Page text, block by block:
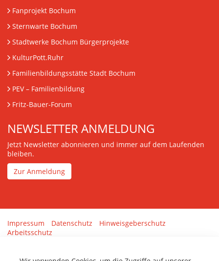
Fanprojekt Bochum
Sternwarte Bochum
Stadtwerke Bochum Bürgerprojekte
KulturPott.Ruhr
Familienbildungsstätte Stadt Bochum
PEV– Familienbildung
Fritz-Bauer-Forum
NEWSLETTER ANMELDUNG
Jetzt Newsletter abonnieren und immer auf dem Laufenden
bleiben.
Zur Anmeldung
Impressum Datenschutz
Hinweisgeberschutz
Arbeitsschutz